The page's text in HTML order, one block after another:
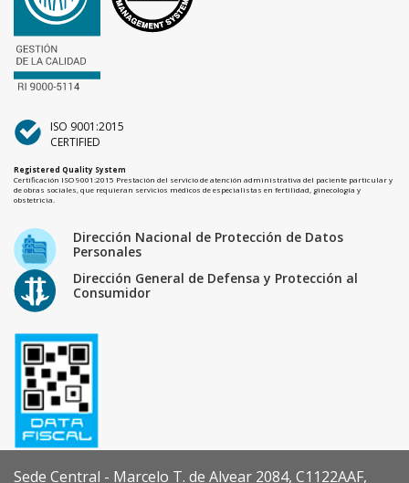
ISO 9001:2015
CERTIFIED
Registered Quality System
Certificación ISO 9001:2015 Prestación del servicio de atención administrativa del paciente particular y
de obras sociales, que requieran servicios médicos de especialistas en fertilidad, ginecología y
obstetricia.
Dirección Nacional de Protección de Datos
Personales
Dirección General de Defensa y Protección al
Consumidor
Sede Central - Marcelo T. de Alvear 2084, C1122AAF,